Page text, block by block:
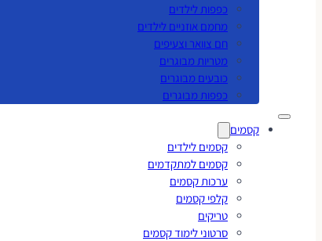
כפפות לילדים
מחמם אוזניים לילדים
חם צוואר וצעיפים
מטריות מבוגרים
כובעים מבוגרים
כפפות מבוגרים
קסמים
קסמים לילדים
קסמים למתקדמים
ערכות קסמים
קלפי קסמים
טריקים
סרטוני לימוד קסמים